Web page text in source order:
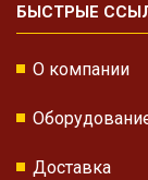
БЫСТРЫЕ
О компании
Доставка